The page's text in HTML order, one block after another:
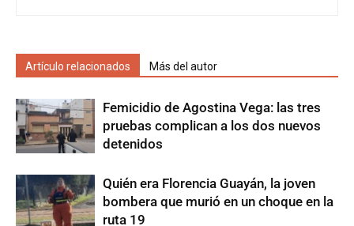
Artículo relacionados Más del autor
Femicidio de Agostina Vega: las tres
pruebas complican a los dos nuevos
detenidos
Quién era Florencia Guayán, la joven
bombera que murió en un choque en la
ruta 19